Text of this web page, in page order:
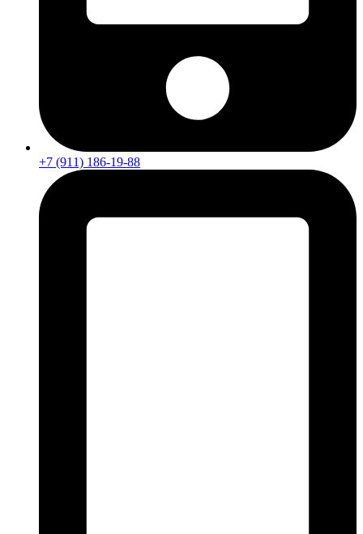
+7 (911) 186-19-88